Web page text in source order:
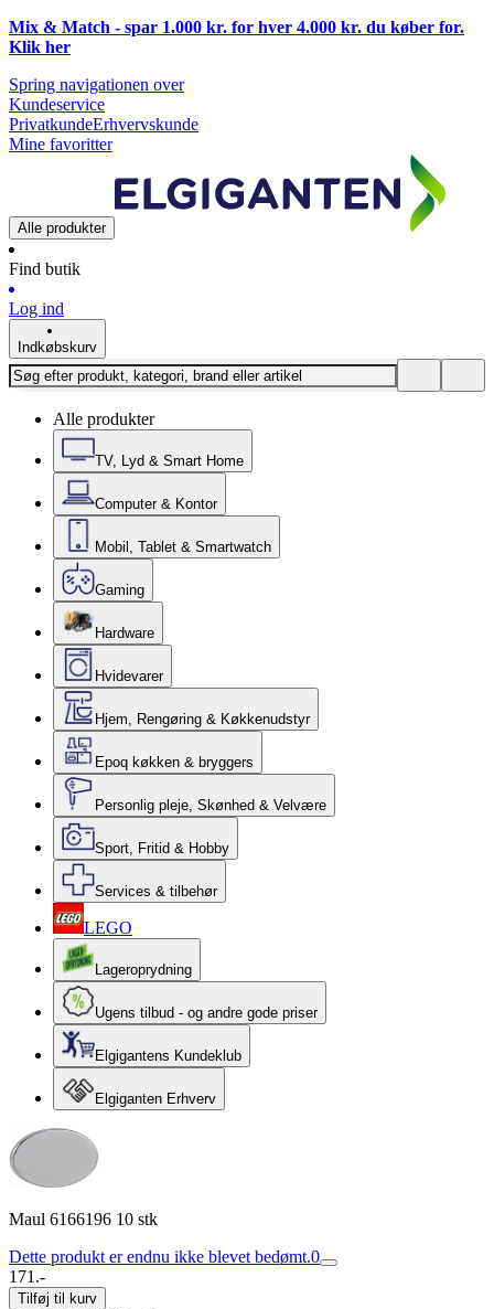
Mix & Match - spar 1.000 kr. for hver 4.000 kr. du køber for.
Klik her
Spring navigationen over
Kundeservice
PrivatkundeErhvervskunde
Mine favoritter
Alle produkter
Find butik
Log ind
Indkøbskurv
Alle produkter
TV, Lyd & Smart Home
Computer & Kontor
Mobil, Tablet & Smartwatch
Gaming
Hardware
Hvidevarer
Hjem, Rengøring & Køkkenudstyr
Epoq køkken & bryggers
Personlig pleje, Skønhed & Velvære
Sport, Fritid & Hobby
Services & tilbehør
LEGO
Lageroprydning
Ugens tilbud - og andre gode priser
Elgigantens Kundeklub
Elgiganten Erhverv
Maul 6166196 10 stk
Dette produkt er endnu ikke blevet bedømt.0
171.-
Tilføj til kurv